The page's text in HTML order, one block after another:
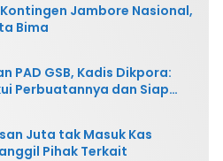
Jambore Nasional,
Bima
PAD GSB, Kadis Dikpora:
Perbuatannya dan Siap
Juta tak Masuk Kas
Pihak Terkait